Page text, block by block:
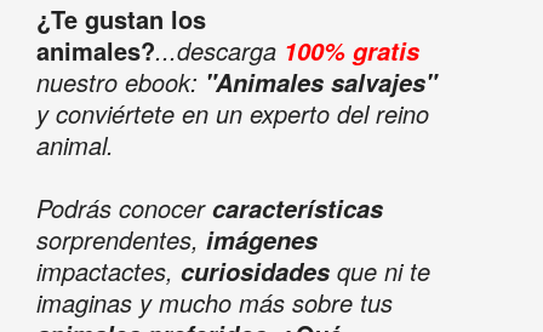
¿Te gustan los
animales?...descarga 100% gratis
nuestro ebook: "Animales salvajes"
y conviértete en un experto del reino
animal.
Podrás conocercaracterísticas
sorprendentes, imágenes
impactactes, curiosidadesque ni te
imaginas y mucho más sobre tus